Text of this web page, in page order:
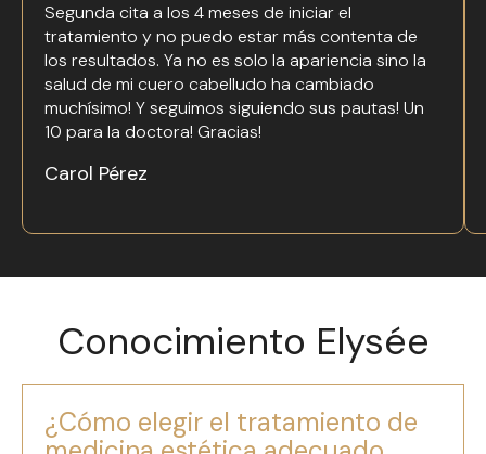
Segunda cita a los 4 meses de iniciar el
tratamiento y no puedo estar más contenta de
los resultados. Ya no es solo la apariencia sino la
salud de mi cuero cabelludo ha cambiado
muchísimo! Y seguimos siguiendo sus pautas! Un
10 para la doctora! Gracias!
Carol Pérez
Conocimiento Elysée
¿Cómo elegir el tratamiento de